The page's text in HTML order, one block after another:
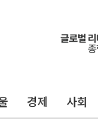
경제 사회